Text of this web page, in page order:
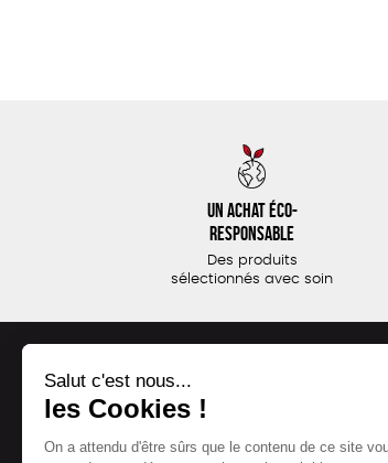
Un achat éco-
responsable
Des produits
sélectionnés avec soin
NOS PRODUITS
Notre collection
Accessoires